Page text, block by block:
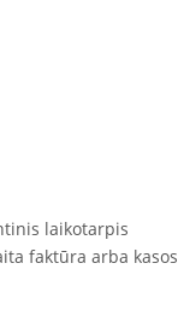
laikotarpis
faktūra arba kasos